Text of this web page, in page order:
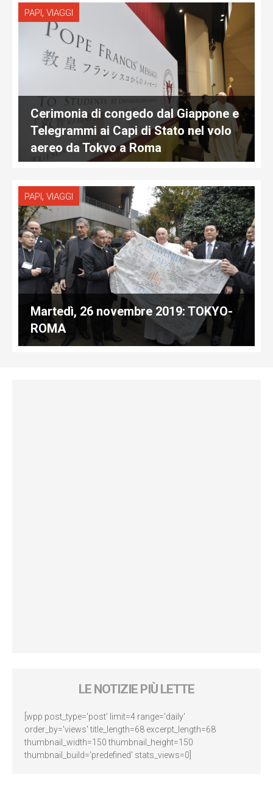
PAPI, VIAGGI
Cerimonia di congedo dal Giappone e
Telegrammi ai Capi di Stato nel volo
aereo da Tokyo a Roma
PAPI , VIAGGI
Martedì, 26 novembre 2019: TOKYO-
ROMA
LE NOTIZIE PIÙ LETTE
[wpp post_type='post' limit=4 range='daily'
order_by='views' title_length=68 excerpt_length=68
thumbnail_width=150 thumbnail_height=150
thumbnail_build='predefined' stats_views=0]